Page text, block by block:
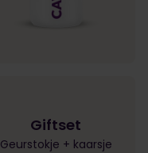
Giftset
Geurstokje + kaarsje